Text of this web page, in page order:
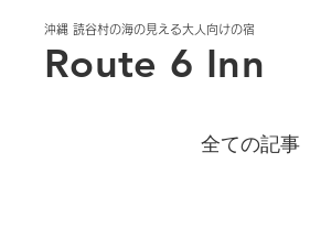
Route 6 Inn
沖縄 読谷村の海の見える大人向けの宿
全ての記事